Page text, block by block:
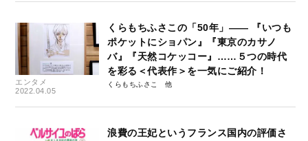
エンタメ
2022.04.05
くらもちふさこの「50年」—— 『いつも
ポケットにショパン』『東京のカサノ
バ』『天然コケッコー』……５つの時代
を彩る＜代表作＞を一気にご紹介！
くらもちふさこ
浪費の王妃というフランス国内の評価さ